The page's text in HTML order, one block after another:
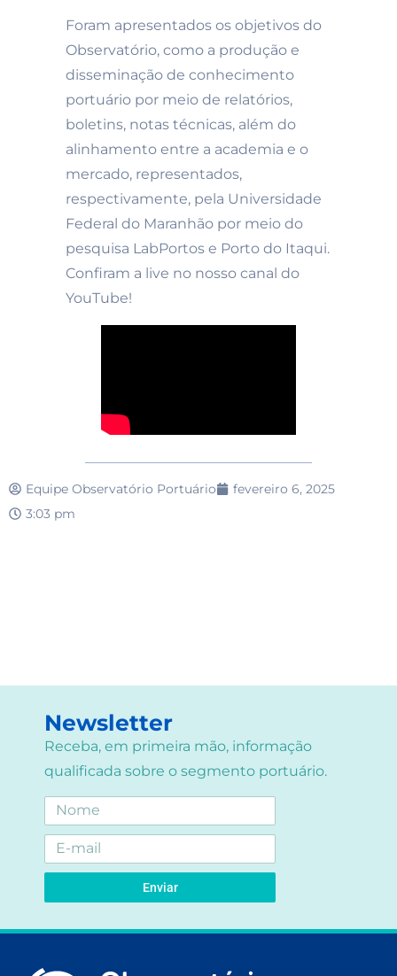
Equipe Observatório Portuário
fevereiro 6, 2025
3:03 pm
Foram apresentados os objetivos do
Observatório, como a produção e
disseminação de conhecimento
portuário por meio de relatórios,
boletins, notas técnicas, além do
alinhamento entre a academia e o
mercado, representados,
respectivamente, pela Universidade
Federal do Maranhão por meio do
pesquisa LabPortos e Porto do Itaqui.
Confiram a live no nosso canal do
YouTube!
Newsletter
Receba, em primeira mão, informação
qualificada sobre o segmento portuário.
Enviar